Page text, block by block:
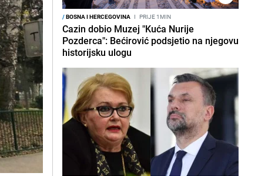
/BOSNA I HERCEGOVINA I PRIJE 1MIN
Cazin dobio Muzej "Kuća Nurije
Pozderca": Bećirović podsjetio na njegovu
historijsku ulogu